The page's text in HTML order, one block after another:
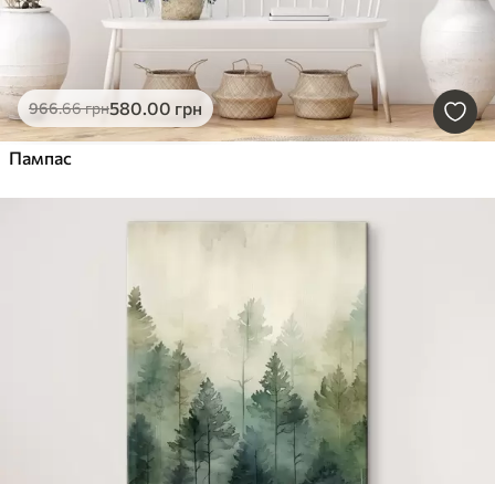
966.66грн580.00 грн
Пампас